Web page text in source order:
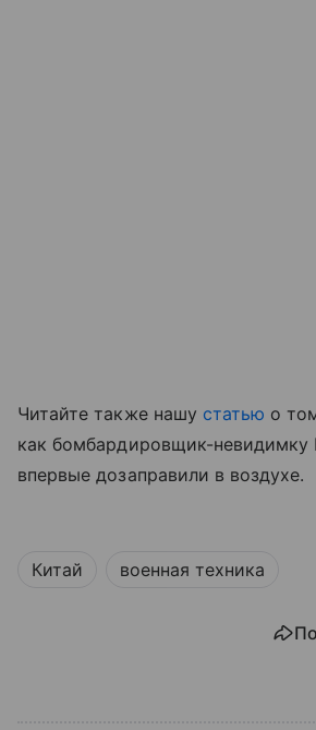
Читайте также нашу статью о
как бомбардировщик-невидимку
впервые дозаправили в воздухе.
Китай военная техника